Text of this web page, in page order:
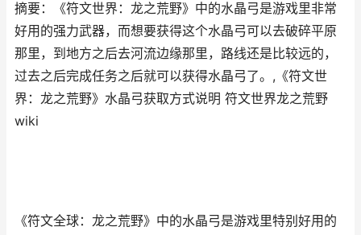
摘要：《符文世界：龙之荒野》中的水晶弓是游戏里非常
好用的强力武器，而想要获得这个水晶弓可以去破碎平原
那里，到地方之后去河流边缘那里，路线还是比较远的，
过去之后完成任务之后就可以获得水晶弓了。,《符文世
界：龙之荒野》水晶弓获取方式说明 符文世界龙之荒野
wiki
《符文全球：龙之荒野》中的水晶弓是游戏里特别好用的